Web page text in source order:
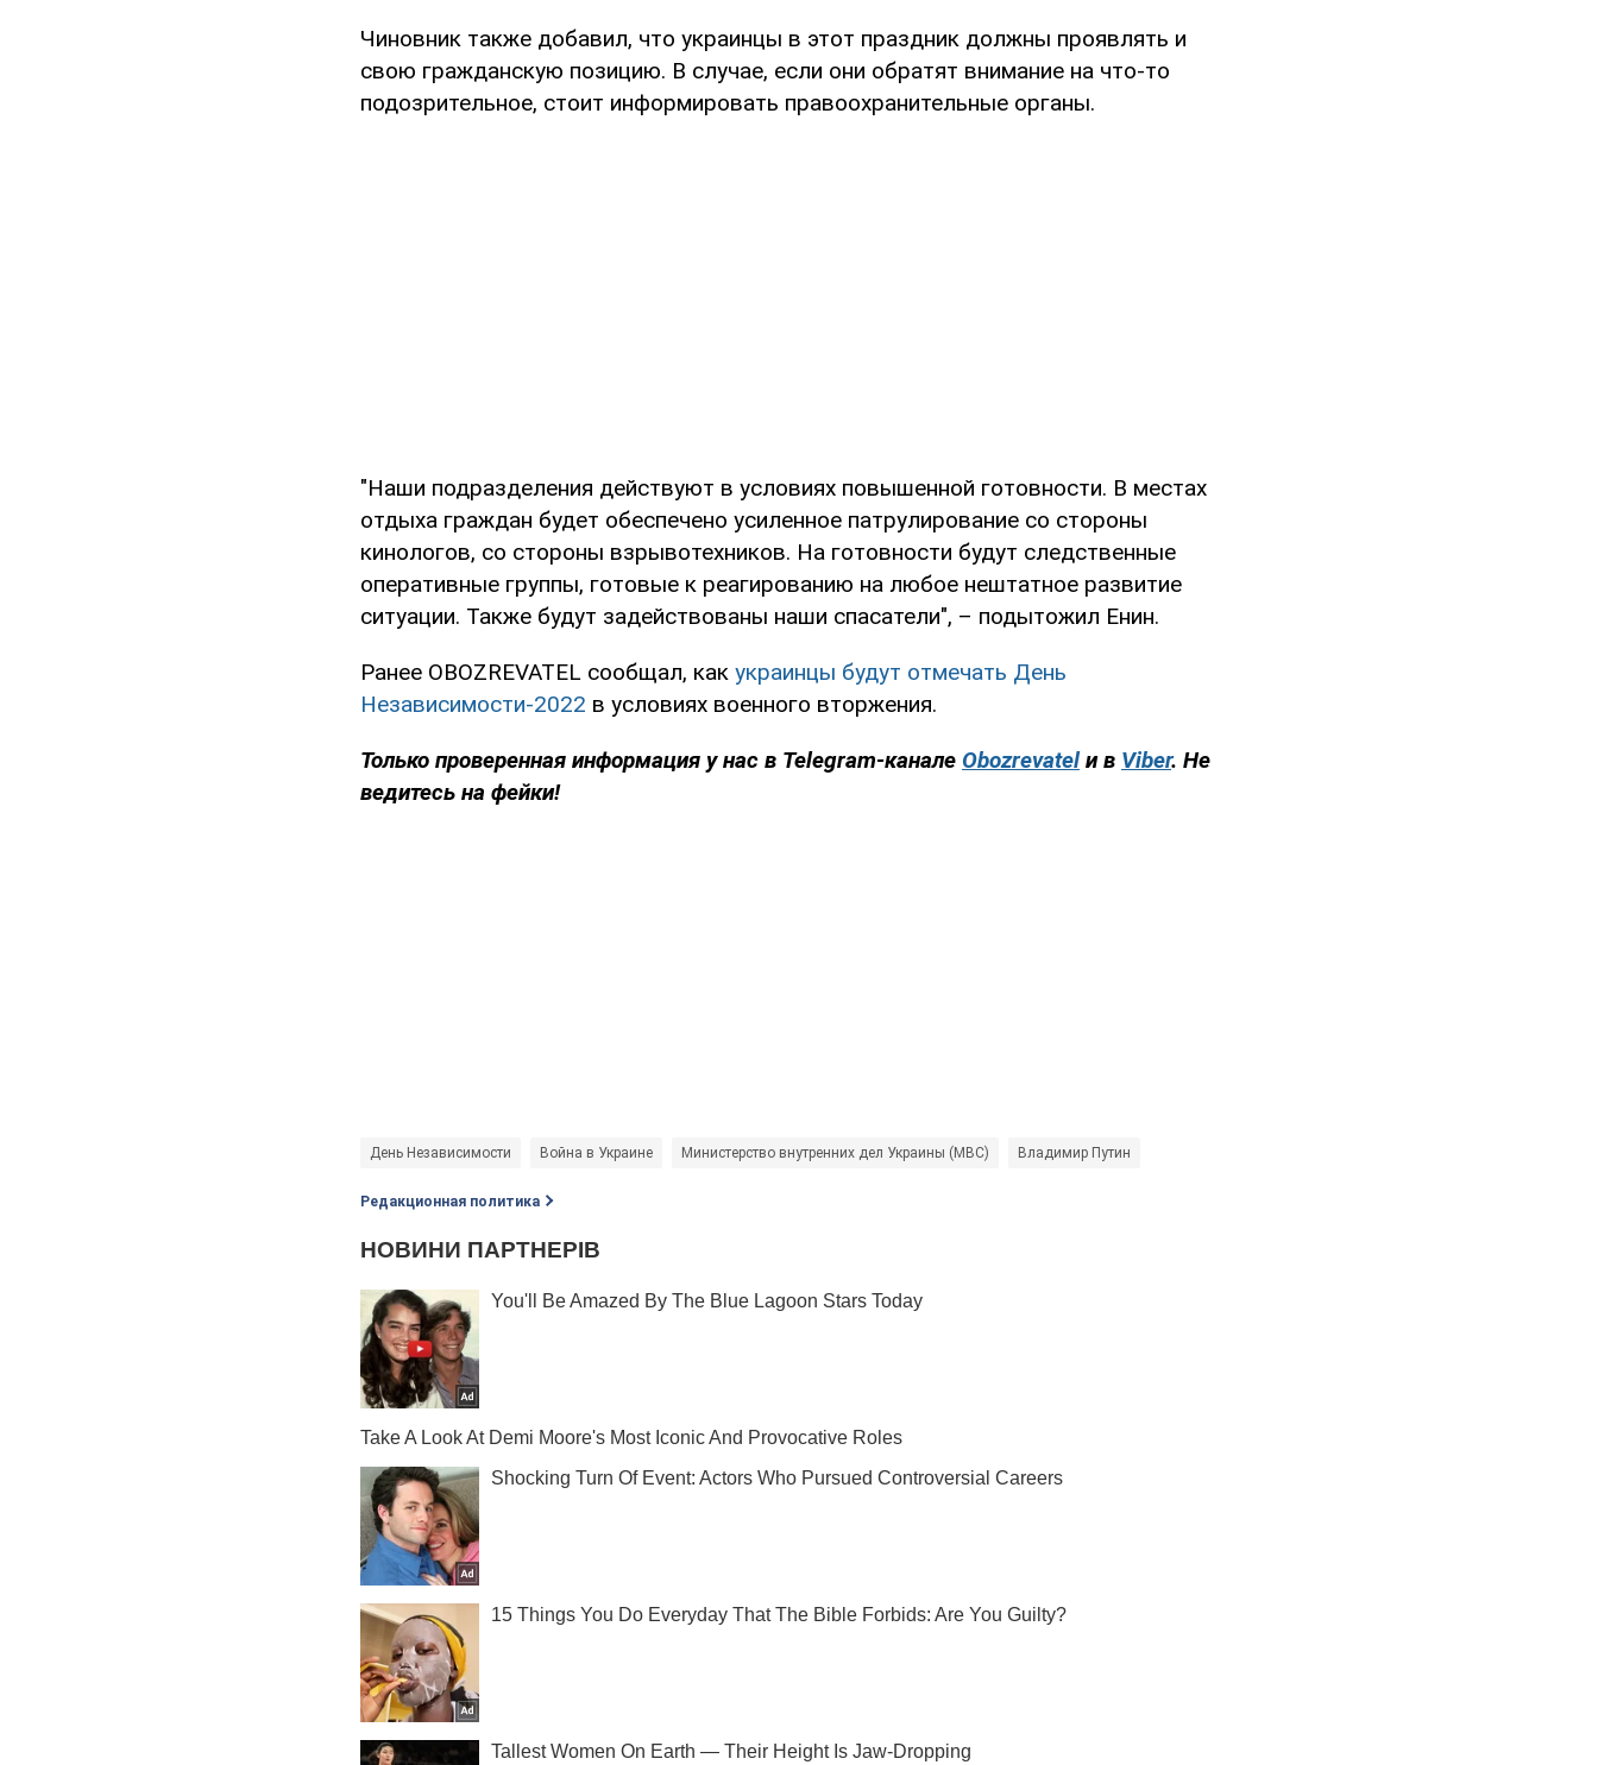
Чиновник также добавил, что украинцы в этот праздник должны проявлять и
свою гражданскую позицию. В случае, если они обратят внимание на что-то
подозрительное, стоит информировать правоохранительные органы.
"Наши подразделения действуют в условиях повышенной готовности. В местах
отдыха граждан будет обеспечено усиленное патрулирование со стороны
кинологов, со стороны взрывотехников. На готовности будут следственные
оперативные группы, готовые к реагированию на любое нештатное развитие
ситуации. Также будут задействованы наши спасатели", – подытожил Енин.
Ранее OBOZREVATEL сообщал, как украинцы будут отмечать День
Независимости-2022 в условиях военного вторжения.
Только проверенная информация у нас в Telegram-канале Obozrevatel и в Viber. Не
ведитесь на фейки!
День Независимости Война в Украине Министерство внутренних дел Украины (МВС) Владимир Путин
Редакционная политика